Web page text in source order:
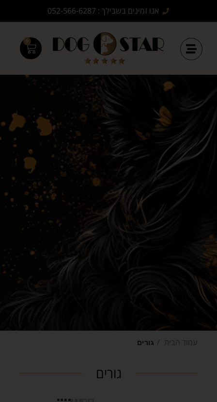
אנו זמינים בשבילך : 052-566-6287
0
עמוד הבית גורים
גורים